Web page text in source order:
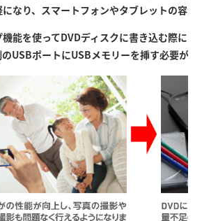
なり、スマートフォンやタブレットの容量
能を使ってDVDディスクに書き込む際に
USBポートにUSBメモリーを挿す必要があ